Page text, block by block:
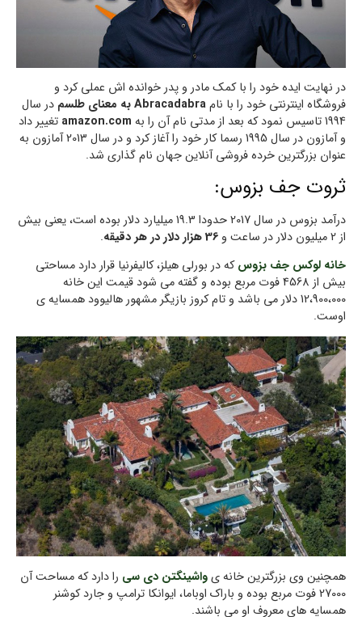
در نهایت ایده خود را با کمک مادر و پدر خوانده اش عملی کرد و
فروشگاه اینترنتی خود را با نام
در سال
1994 تاسیس نمود که بعد از مدتی نام آن را به
تغییر داد
و آمازون در سال 1995 رسما کار خود را آغاز کرد و در سال 2013 آمازون به
عنوان بزرگترین خرده فروشی آنلاین جهان نام گذاری شد.
ثروت جف بزوس:
درآمد بزوس در سال 2017 حدودا 19.3 میلیارد دلار بوده است، یعنی بیش
از 2 میلیون دلار در ساعت و
36 هزار دلار در هر دقیقه
.
خانه لوکس جف بزوسکه در بورلی هیلز، کالیفرنیا قرار دارد مساحتی
بیش از 4568 فوت مربع بوده و گفته می شود قیمت این خانه
12،900،000 دلار می باشد و تام کروز بازیگر مشهور هالیوود همسایه ی
اوست.
همچنین وی بزرگترین خانه یواشینگتن دی سی را دارد که مساحت آن
27000 فوت مربع بوده و باراک اوباما، ایوانکا ترامپ و جارد کوشنر
همسایه های معروف او می باشند.